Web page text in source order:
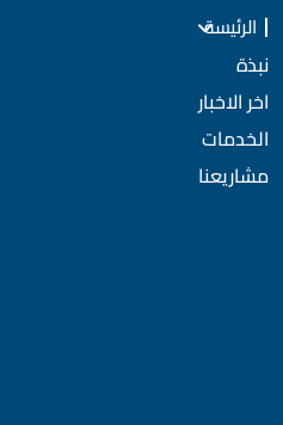
الرئيسة
نبذة
اخر الاخبار
الخدمات
مشاريعنا